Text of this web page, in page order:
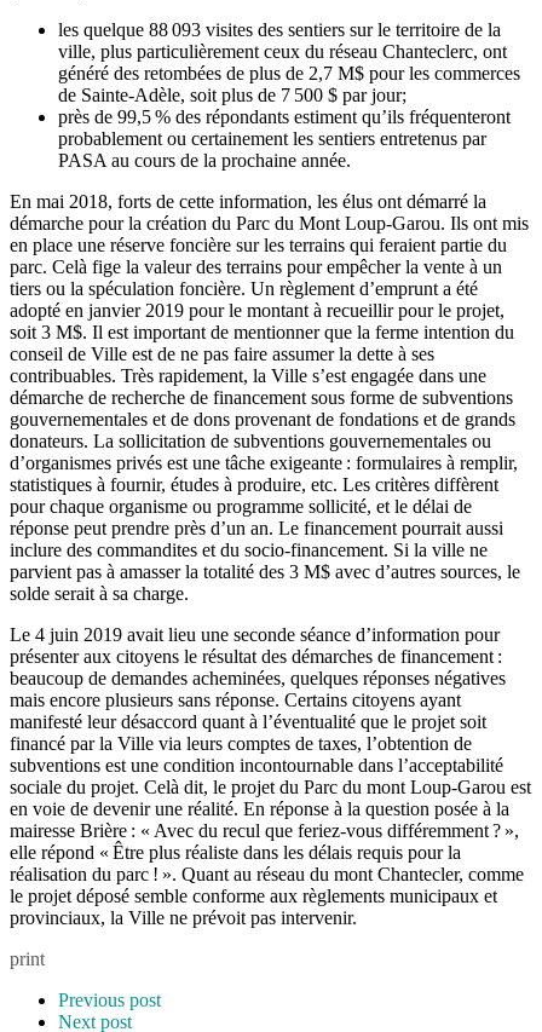
les quelque 88 093 visites des sentiers sur le territoire de la
ville, plus particulièrement ceux du réseau Chanteclerc, ont
généré des retombées de plus de 2,7 M$ pour les commerces
de Sainte-Adèle, soit plus de 7 500 $ par jour;
près de 99,5 % des répondants estiment qu’ils fréquenteront
probablement ou certainement les sentiers entretenus par
PASA au cours de la prochaine année.
En mai 2018, forts de cette information, les élus ont démarré la
démarche pour la création du Parc du Mont Loup-Garou. Ils ont mis
en place une réserve foncière sur les terrains qui feraient partie du
parc. Celà fige la valeur des terrains pour empêcher la vente à un
tiers ou la spéculation foncière. Un règlement d’emprunt a été
adopté en janvier 2019 pour le montant à recueillir pour le projet,
soit 3 M$. Il est important de mentionner que la ferme intention du
conseil de Ville est de ne pas faire assumer la dette à ses
contribuables. Très rapidement, la Ville s’est engagée dans une
démarche de recherche de financement sous forme de subventions
gouvernementales et de dons provenant de fondations et de grands
donateurs. La sollicitation de subventions gouvernementales ou
d’organismes privés est une tâche exigeante : formulaires à remplir,
statistiques à fournir, études à produire, etc. Les critères diffèrent
pour chaque organisme ou programme sollicité, et le délai de
réponse peut prendre près d’un an. Le financement pourrait aussi
inclure des commandites et du socio-financement. Si la ville ne
parvient pas à amasser la totalité des 3 M$ avec d’autres sources, le
solde serait à sa charge.
Le 4 juin 2019 avait lieu une seconde séance d’information pour
présenter aux citoyens le résultat des démarches de financement :
beaucoup de demandes acheminées, quelques réponses négatives
mais encore plusieurs sans réponse. Certains citoyens ayant
manifesté leur désaccord quant à l’éventualité que le projet soit
financé par la Ville via leurs comptes de taxes, l’obtention de
subventions est une condition incontournable dans l’acceptabilité
sociale du projet. Celà dit, le projet du Parc du mont Loup-Garou est
en voie de devenir une réalité. En réponse à la question posée à la
mairesse Brière : « Avec du recul que feriez-vous différemment ? »,
elle répond « Être plus réaliste dans les délais requis pour la
réalisation du parc ! ». Quant au réseau du mont Chantecler, comme
le projet déposé semble conforme aux règlements municipaux et
provinciaux, la Ville ne prévoit pas intervenir.
print
Previous post
Next post